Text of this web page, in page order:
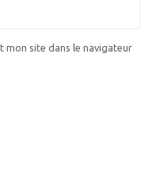
mon site dans le navigateur